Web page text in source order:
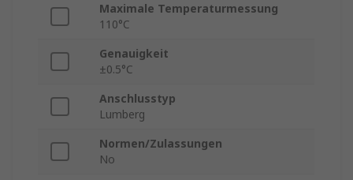
Maximale Temperaturmessung
110°C
Genauigkeit
±0.5°C
Anschlusstyp
Lumberg
Normen/Zulassungen
No